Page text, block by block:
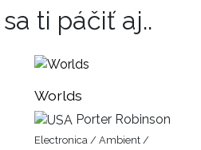
ti páčiť aj..
Worlds
Porter Robinson
Electronica / Ambient /